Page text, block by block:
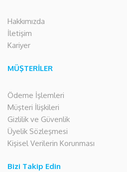
Hakkımızda
İletişim
Kariyer
MÜŞTERİLER
Ödeme İşlemleri
Müşteri İlişkileri
Gizlilik ve Güvenlik
Üyelik Sözleşmesi
Kişisel Verilerin Korunması
Bizi Takip Edin